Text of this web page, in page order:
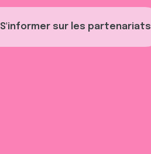
S'informer sur les partenariats